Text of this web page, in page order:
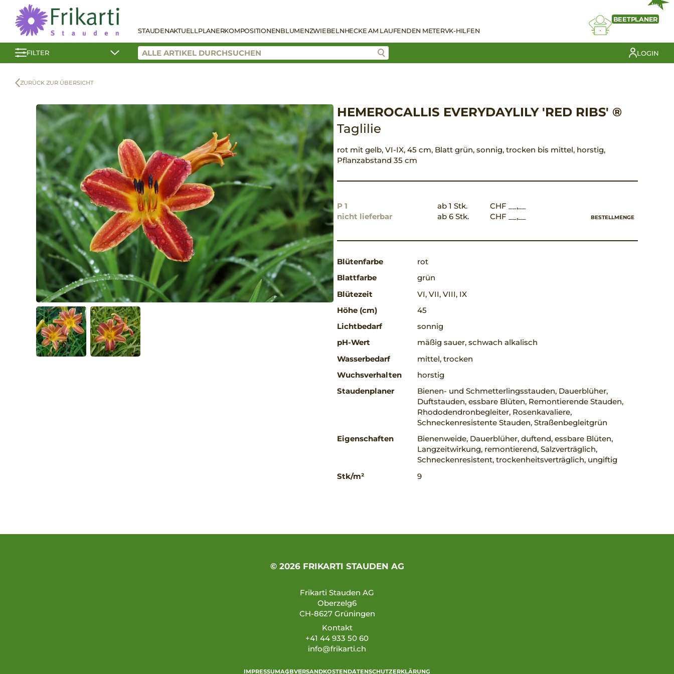
STAUDENAKTUELLPLANERKOMPOSITIONENBLUMENZWIEBELNHECKE AM LAUFENDEN METERVK-HILFEN
NEU
BEETPLANER
FILTER LOGIN
ZURÜCK ZUR ÜBERSICHT
HEMEROCALLIS EVERYDAYLILY 'RED RIBS' ®
Taglilie
rot mit gelb, VI-IX, 45 cm, Blatt grün, sonnig, trocken bis mittel, horstig,
Pflanzabstand 35 cm
P 1
nicht lieferbar
ab 1 Stk.
CHF __,__
ab 6 Stk.
CHF __,__ BESTELLMENGE
Blütenfarbe
rot
Blattfarbe
grün
Blütezeit
VI, VII, VIII, IX
Höhe (cm)
45
Lichtbedarf
sonnig
pH-Wert
mäßig sauer, schwach alkalisch
Wasserbedarf
mittel, trocken
Wuchsverhalten
horstig
Staudenplaner
Bienen- und Schmetterlingsstauden, Dauerblüher,
Duftstauden, essbare Blüten, Remontierende Stauden,
Rhododendronbegleiter, Rosenkavaliere,
Schneckenresistente Stauden, Straßenbegleitgrün
Eigenschaften
Bienenweide, Dauerblüher, duftend, essbare Blüten,
Langzeitwirkung, remontierend, Salzverträglich,
Schneckenresistent, trockenheitsverträglich, ungiftig
Stk/m²
9
© 2026 FRIKARTI STAUDEN AG
Frikarti Stauden AG
Oberzelg6
CH-8627 Grüningen
Kontakt
+41 44 933 50 60
info@frikarti.ch
IMPRESSUMAGBVERSANDKOSTENDATENSCHUTZERKLÄRUNG